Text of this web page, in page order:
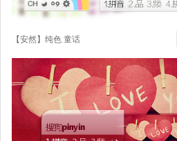
【安然】纯色 童话